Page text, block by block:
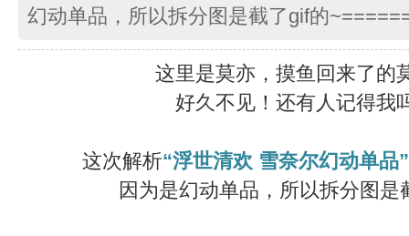
幻动单品，所以拆分图是截了gif的
这里是莫亦，摸鱼回来了的
好久不见！还有人记得我
这次解析“浮世清欢 雪奈尔幻动单品”
因为是幻动单品，所以拆分图是